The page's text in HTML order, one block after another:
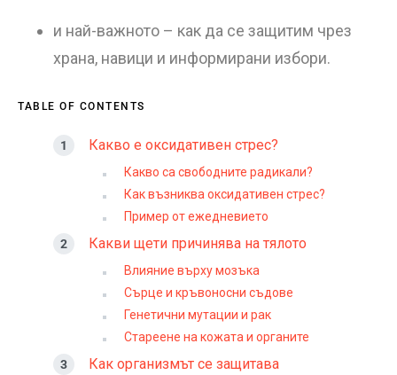
и най-важното – как да се защитим чрез
храна, навици и информирани избори.
TABLE OF CONTENTS
Какво е оксидативен стрес?
Какво са свободните радикали?
Как възниква оксидативен стрес?
Пример от ежедневието
Какви щети причинява на тялото
Влияние върху мозъка
Сърце и кръвоносни съдове
Генетични мутации и рак
Стареене на кожата и органите
Как организмът се защитава